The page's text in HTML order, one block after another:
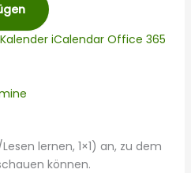
iCalendar Office 365
lernen, 1×1) an, zu dem
können.